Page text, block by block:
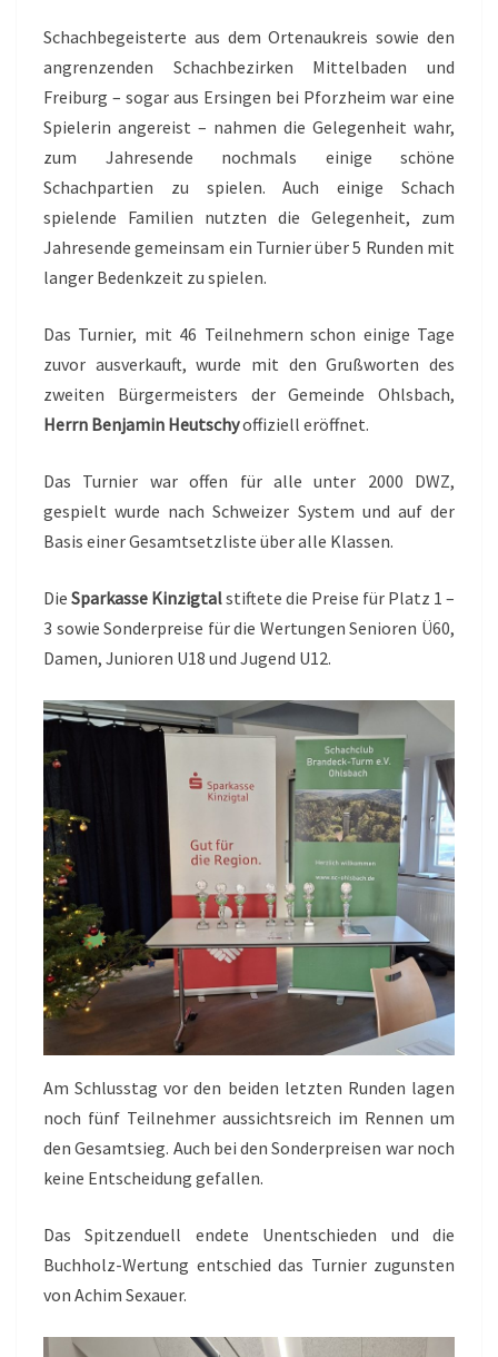
Schachbegeisterte aus dem Ortenaukreis sowie den
angrenzenden Schachbezirken Mittelbaden und
Freiburg – sogar aus Ersingen bei Pforzheim war eine
Spielerin angereist – nahmen die Gelegenheit wahr,
zum Jahresende nochmals einige schöne
Schachpartien zu spielen. Auch einige Schach
spielende Familien nutzten die Gelegenheit, zum
Jahresende gemeinsam ein Turnier über 5 Runden mit
langer Bedenkzeit zu spielen.
Das Turnier, mit 46 Teilnehmern schon einige Tage
zuvor ausverkauft, wurde mit den Grußworten des
zweiten Bürgermeisters der Gemeinde Ohlsbach,
Herrn Benjamin Heutschyoffiziell eröffnet.
Das Turnier war offen für alle unter 2000 DWZ,
gespielt wurde nach Schweizer System und auf der
Basis einer Gesamtsetzliste über alle Klassen.
Die Sparkasse Kinzigtalstiftete die Preise für Platz 1 –
3 sowie Sonderpreise für die Wertungen Senioren Ü60,
Damen, Junioren U18 und Jugend U12.
Am Schlusstag vor den beiden letzten Runden lagen
noch fünf Teilnehmer aussichtsreich im Rennen um
den Gesamtsieg. Auch bei den Sonderpreisen war noch
keine Entscheidung gefallen.
Das Spitzenduell endete Unentschieden und die
Buchholz-Wertung entschied das Turnier zugunsten
von Achim Sexauer.